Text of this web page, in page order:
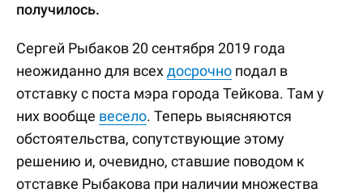
получилось.
Сергей Рыбаков 20 сентября 2019 года
неожиданно для всехдосрочно подал в
отставку с поста мэра города Тейкова. Там у
них вообще весело. Теперь выясняются
обстоятельства, сопутствующие этому
решению и, очевидно, ставшие поводом к
отставке Рыбакова при наличии множества